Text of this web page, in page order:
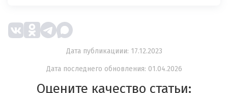
Дата публикациии: 17.12.2023
Дата последнего обновления: 01.04.2026
Оцените качество статьи: